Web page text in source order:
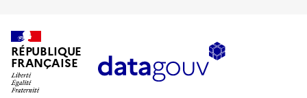
RÉPUBLIQUE
FRANÇAISE